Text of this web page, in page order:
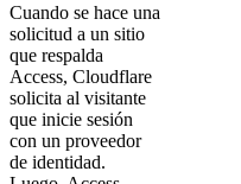
Cuando se hace una
solicitud a un sitio
que respalda
Access, Cloudflare
solicita al visitante
que inicie sesión
con un proveedor
de identidad.